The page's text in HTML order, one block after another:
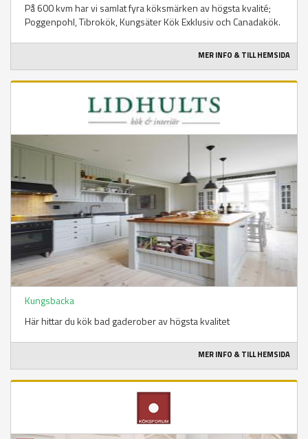
På 600 kvm har vi samlat fyra köksmärken av högsta kvalité;
Poggenpohl, Tibrokök, Kungsäter Kök Exklusiv och Canadakök.
MER INFO & TILL HEMSIDA
Kungsbacka
Här hittar du kök bad gaderober av högsta kvalitet
MER INFO & TILL HEMSIDA